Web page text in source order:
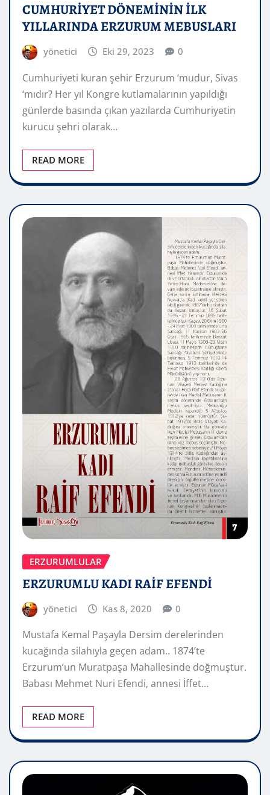
CUMHURİYET DÖNEMİNİN İLK
YILLARINDA ERZURUM MEBUSLARI
yönetici Eki 29, 2023 0
Cumhuriyeti kuran şehir Erzurum ‘mudur, Sivas
‘mıdır? Her yıl Kongre kutlamalarının yapıldığı
günlerde basında çıkan yazılarda Cumhuriyetin
kurucu şehri olarak…
READ MORE
ERZURUMLULAR
ERZURUMLU KADI RAİF EFENDİ
yönetici Kas 8, 2020 0
Mustafa Kemal Paşayla Dersim derelerinden
kucağında silahıyla geçen adam.. 1874’te
Erzurum’un Muratpaşa Mahallesinde doğmuştur.
Babası Mehmet Nuri Efendi, annesi İffet…
READ MORE